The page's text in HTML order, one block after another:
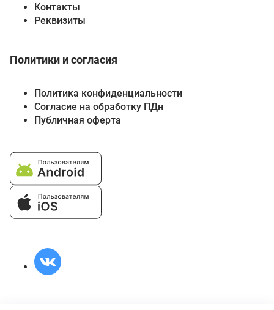
Контакты
Реквизиты
Политики и согласия
Политика конфиденциальности
Согласие на обработку ПДн
Публичная оферта